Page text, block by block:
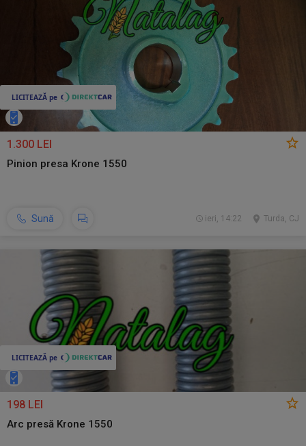
1.300 LEI
Pinion presa Krone 1550
Sună Turda, CJ
ieri, 14:22
198 LEI
Arc presă Krone 1550